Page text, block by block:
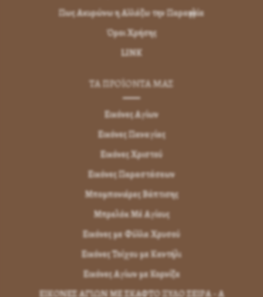
Πως Ακυρώνω η Αλλάζω την Παραγγελία
Όροι Χρήσης
LINK
ΤΑ ΠΡΟΪΟΝΤΑ ΜΑΣ
Εικόνες Αγίων
Εικόνες Παναγίας
Εικόνες Χριστού
Εικόνες Παραστάσεων
Μπομπονιέρες Βάπτισης
Μπρελόκ Μέ Αγίους
Εικόνες με Φύλλα Χρυσού
Εικόνες Τοίχου με Καντήλι
Εικόνες Αγίων με Κορνίζα
ΕΙΚΟΝΕΣ ΑΓΙΩΝ ΜΕ ΣΚΑΦΤΟ ΞΥΛΟ ΣΕΙΡΑ - Α